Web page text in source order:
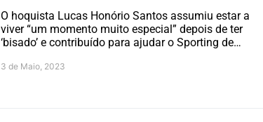
O hoquista Lucas Honório Santos assumiu estar a
viver “um momento muito especial” depois de ter
‘bisado’ e contribuído para ajudar o Sporting de…
3 de Maio, 2023